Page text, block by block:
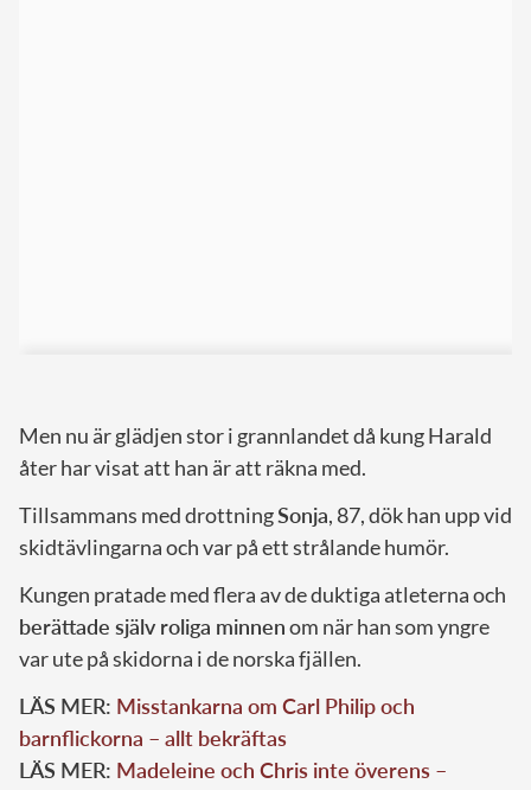
Men nu är glädjen stor i grannlandet då kung Harald
åter har visat att han är att räkna med.
Tillsammans med drottningSonja, 87, dök han upp vid
skidtävlingarna och var på ett strålande humör.
Kungen pratade med flera av de duktiga atleterna och
berättade själv roliga minnenom när han som yngre
var ute på skidorna i de norska fjällen.
LÄS MER: Misstankarna om Carl Philip och
barnflickorna – allt bekräftas
LÄS MER: Madeleine och Chris inte överens –